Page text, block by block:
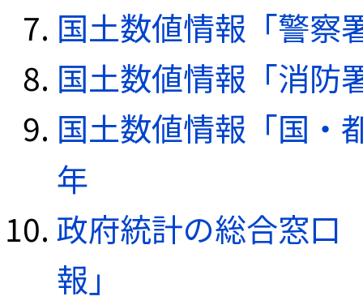
国土数値情報「警察
国土数値情報「消防
国土数値情報「国・
年
政府統計の総合窓口
報」